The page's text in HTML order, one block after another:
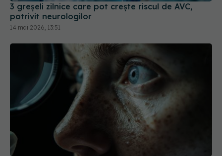
3 greșeli zilnice care pot crește riscul de AVC,
potrivit neurologilor
14 mai 2026, 13:51